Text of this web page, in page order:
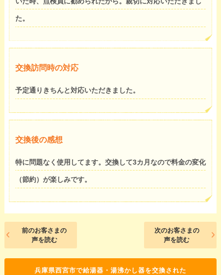
た。
交換訪問時の対応
予定通りきちんと対応いただきました。
交換後の感想
特に問題なく使用してます。交換して3カ月なので料金の変化
（節約）が楽しみです。
前のお客さまの
声を読む
次のお客さまの
声を読む
兵庫県西宮市で給湯器・湯沸かし器を交換された